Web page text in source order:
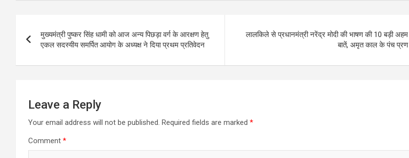
s
मुख्यमंत्री पुष्कर सिंह धामी को आज अन्य पिछड़ा वर्ग के आरक्षण हेतु
एकल सदस्यीय समर्पित आयोग के अध्यक्ष ने दिया प्रथम प्रतिवेदन
लालकिले से प्रधानमंत्री नरेंद्र मोदी की भाषण की 10 बड़ी अहम
बातें, अमृत काल के पंच प्रण
Leave a Reply
Your email address will not be published. Required fields are marked *
Comment *